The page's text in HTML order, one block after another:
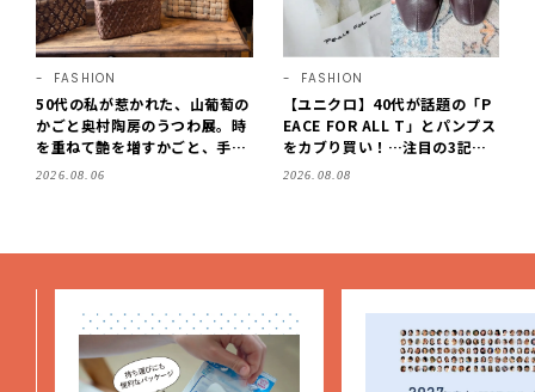
FASHION
50代の私が惹かれた、山葡萄の
かごと奥村陶房のうつわ展。時
を重ねて艶を増すかごと、手仕
事の美しさに出会いました。
2026.08.06
FASHION
【ユニクロ】40代が話題の「P
EACE FOR ALL T」とパンプス
をカブり買い！…注目の3記事
をチェック♪【LEE100人隊・2
2026.08.08